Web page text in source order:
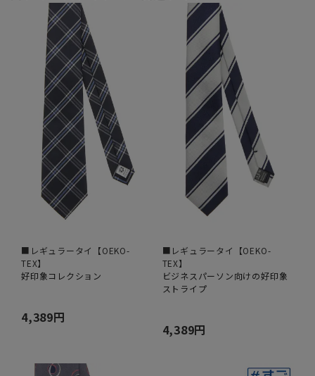
■レギュラータイ【OEKO-
TEX】
好印象コレクション
4,389円
■レギュラータイ【OEKO-
TEX】
ビジネスパーソン向けの好印象
ストライプ
4,389円